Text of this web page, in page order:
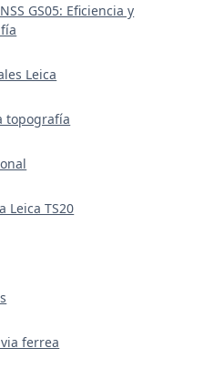
GS05: Eficiencia y
Leica
topografía
Leica TS20
ferrea